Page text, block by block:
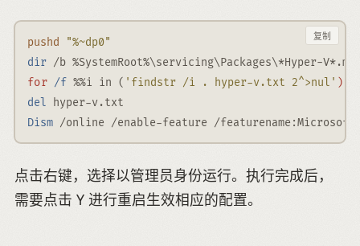
pushd
"%~dp0"
dir /b %SystemRoot%\servicing\Packages\*Hyper-V*
for /f %%i in ( 'findstr /i . hyper-v.txt 2^>nul' )
del hyper-v.txt
Dism /online /enable-feature /
复制
点击右键，选择以管理员身份运行。执行完成后，
需要点击 Y 进行重启生效相应的配置。